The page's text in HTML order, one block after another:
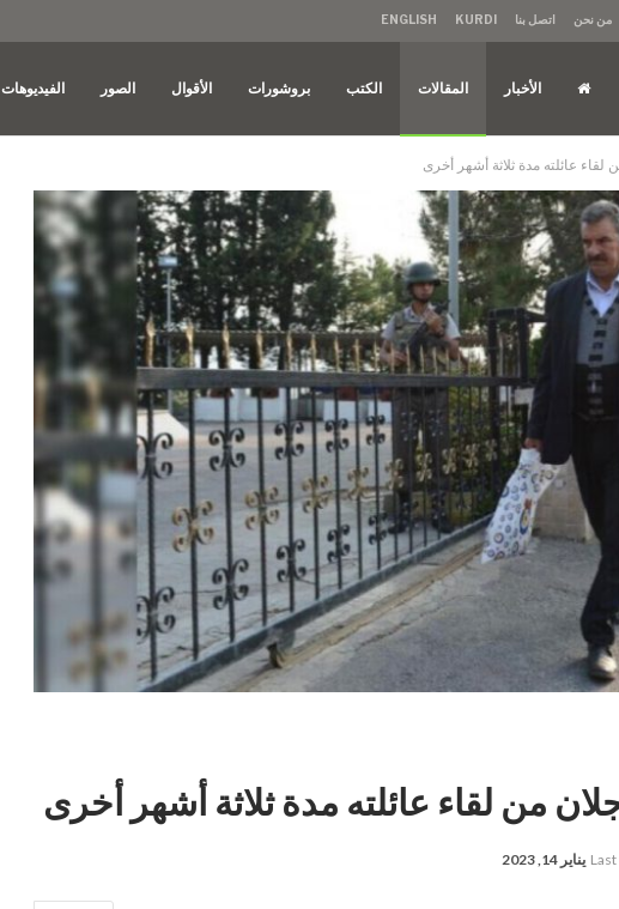
من نحن اتصل بنا KURDI
ENGLISH
الأخبار المقالات الكتب بروشورات الأقوال الصور الفيديوهات
لقاء عائلته مدة ثلاثة أشهر أخرى
من لقاء عائلته مدة ثلاثة أشهر أخرى
يناير 14, 2023